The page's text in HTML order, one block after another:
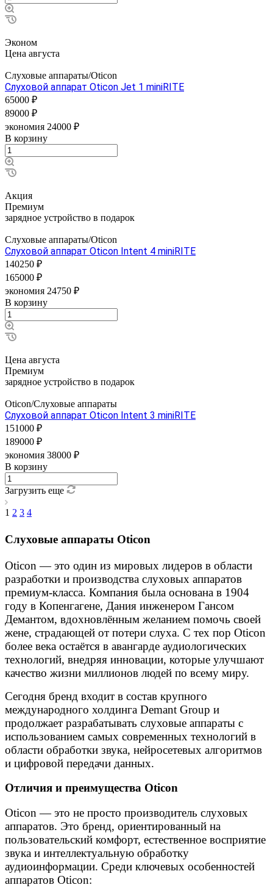
Эконом
Цена августа
Слуховые аппараты/Oticon
Слуховой аппарат Oticon Jet 1 miniRITE
65000 ₽
89000 ₽
экономия 24000 ₽
В корзину
Акция
Премиум
зарядное устройство в подарок
Слуховые аппараты/Oticon
Слуховой аппарат Oticon Intent 4 miniRITE
140250 ₽
165000 ₽
экономия 24750 ₽
В корзину
Цена августа
Премиум
зарядное устройство в подарок
Oticon/Слуховые аппараты
Слуховой аппарат Oticon Intent 3 miniRITE
151000 ₽
189000 ₽
экономия 38000 ₽
В корзину
Загрузить еще
1 2 3 4
Слуховые аппараты Oticon
Oticon — это один из мировых лидеров в области
разработки и производства слуховых аппаратов
премиум-класса. Компания была основана в 1904
году в Копенгагене, Дания инженером Гансом
Демантом, вдохновлённым желанием помочь своей
жене, страдающей от потери слуха. С тех пор Oticon
более века остаётся в авангарде аудиологических
технологий, внедряя инновации, которые улучшают
качество жизни миллионов людей по всему миру.
Сегодня бренд входит в состав крупного
международного холдинга Demant Group и
продолжает разрабатывать слуховые аппараты с
использованием самых современных технологий в
области обработки звука, нейросетевых алгоритмов
и цифровой передачи данных.
Отличия и преимущества Oticon
Oticon — это не просто производитель слуховых
аппаратов. Это бренд, ориентированный на
пользовательский комфорт, естественное восприятие
звука и интеллектуальную обработку
аудиоинформации. Среди ключевых особенностей
аппаратов Oticon: